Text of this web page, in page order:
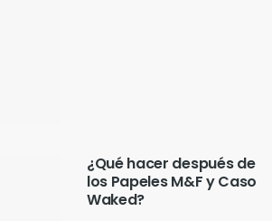
¿Qué hacer después de
los Papeles M&F y Caso
Waked?